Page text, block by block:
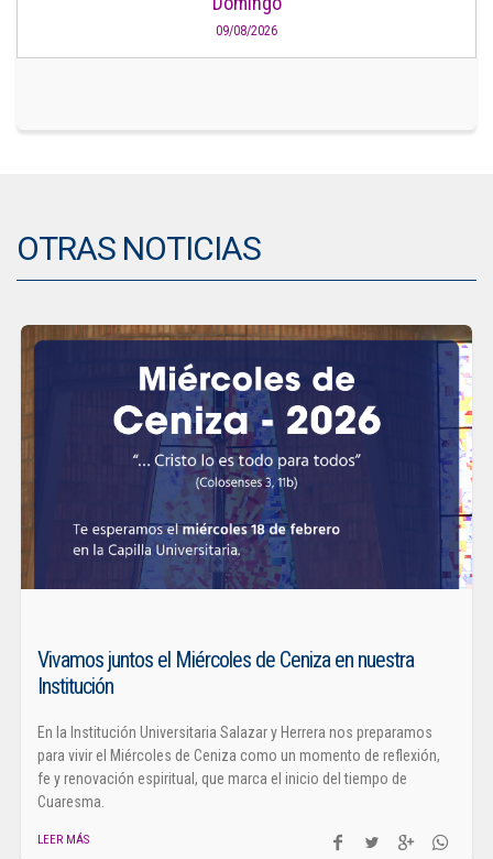
09/08/2026
OTRAS NOTICIAS
Vivamos juntos el Miércoles de Ceniza en nuestra
Institución
En la Institución Universitaria Salazar y Herrera nos preparamos
para vivir el Miércoles de Ceniza como un momento de reflexión,
fe y renovación espiritual, que marca el inicio del tiempo de
Cuaresma.
LEER MÁS